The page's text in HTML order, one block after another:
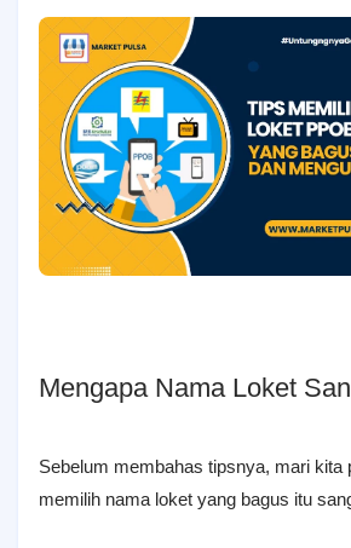
Mengapa Nama Loket
Sebelum membahas tipsnya, mari kita
memilih nama loket yang bagus itu